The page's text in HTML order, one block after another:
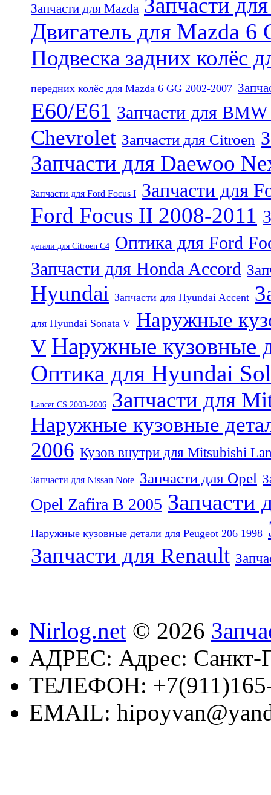
Запчасти для Mazda Запчасти
Двигатель для Mazda 6
Подвеска задних колёс
передних колёс для Mazda 6 GG 2002-2007
E60/E61 Запчасти для
Chevrolet Запчасти для Citroen
Запчасти для Daewoo
Запчасти для Ford Focus I Запчасти для
Ford Focus II 2008-2011
детали для Citroen C4
Оптика для Ford
Запчасти для Honda Accord
Hyundai Запчасти для Hyundai Accent
для Hyundai Sonata V Наружные
V Наружные кузовные
Оптика для Hyundai
Lancer CS 2003-2006 Запчасти для
Наружные кузовные
2006 Кузов внутри для Mitsubishi
Запчасти для Nissan Note Запчасти для Opel
Opel Zafira B 2005 Запчасти
Наружные кузовные детали для Peugeot 206 1998
Запчасти для Renault
Nirlog.net © 2026
АДРЕС: Адрес: Санкт-
ТЕЛЕФОН:
EMAIL: